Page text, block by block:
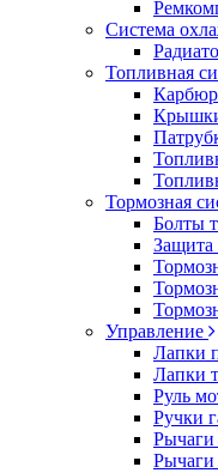
Система
Топливная
Крышки
Тормозная
Болты
Защита
Управление
Лапки
Лапки
Руль
Ручки
Рычаги
Рычаги